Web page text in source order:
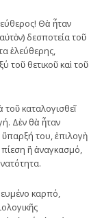
Θὰ ἦταν
δεσποτεία τοῦ
ἐλεύθερης,
τοῦ θετικοῦ καὶ τοῦ
καταλογισθεῖ
Δὲν θὰ ἦταν
ὕπαρξή του, ἐπιλογὴ
πίεση ἢ ἀναγκασμό,
καρπό,